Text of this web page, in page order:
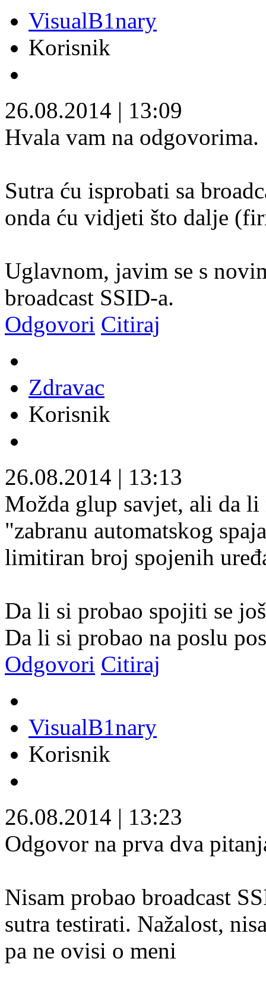
VisualB1nary
Korisnik
26.08.2014 | 13:09
Hvala vam na odgovorima.
Sutra ću isprobati sa
onda ću vidjeti što dalje
Uglavnom, javim se s
broadcast SSID-a.
Odgovori Citiraj
Zdravac
Korisnik
26.08.2014 | 13:13
Možda glup savjet, ali da li
"zabranu automatskog
limitiran broj spojenih
Da li si probao spojiti se
Da li si probao na poslu
Odgovori Citiraj
VisualB1nary
Korisnik
26.08.2014 | 13:23
Odgovor na prva dva
Nisam probao broadcast
sutra testirati. Nažalost,
pa ne ovisi o meni